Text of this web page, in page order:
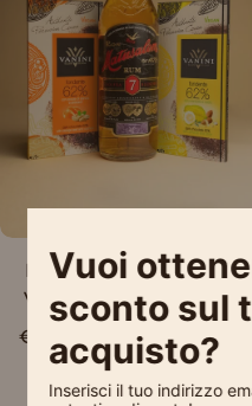
Sold Out
Matusalem Rum with
Vanini Bars from Peru
€38,90
1